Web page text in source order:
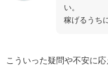
い。
稼げるうち
こういった疑問や不安に応